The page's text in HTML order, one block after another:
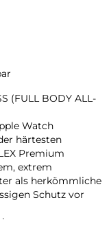
(FULL BODY ALL-
Watch
härtesten
Premium
extrem
als herkömmliche
Schutz vor
aus